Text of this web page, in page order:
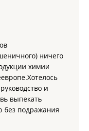
ничего
химии
и
выпекать
без подражания